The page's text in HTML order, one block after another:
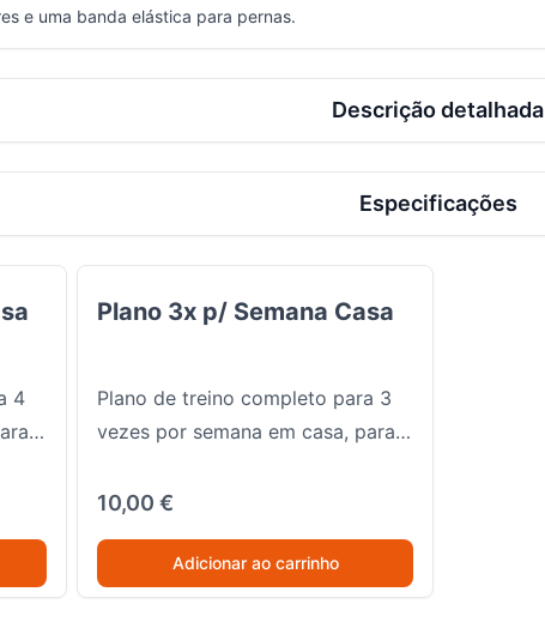
e uma banda elástica para pernas.
Descrição detalhada
Especificações
4
Plano 3x p/ Semana Casa
Plano de treino completo para 3
vezes por semana em casa, para
glúteos, pernas e parte superior
10,00 €
Adicionar ao carrinho